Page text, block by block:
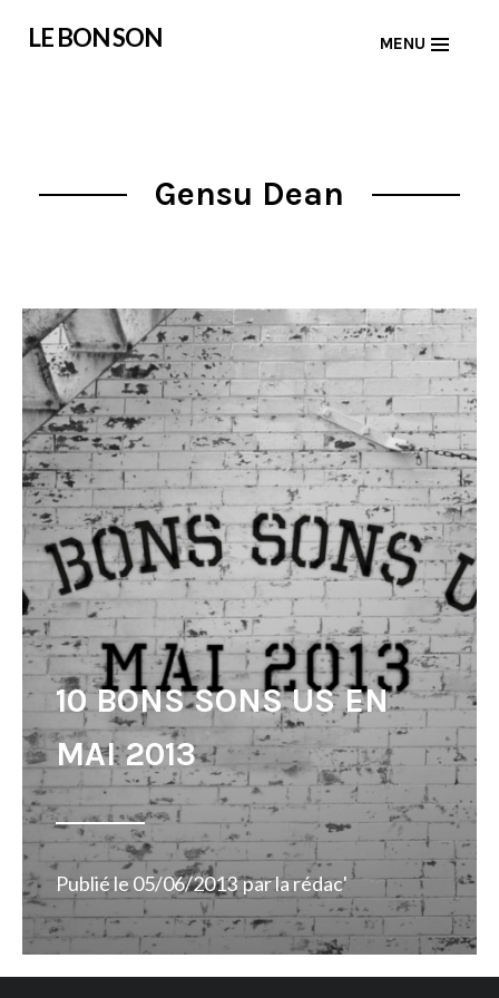
LE BON SON MENU
Gensu Dean
10 BONS SONS US EN
MAI 2013
Publié le 05/06/2013 parla rédac'